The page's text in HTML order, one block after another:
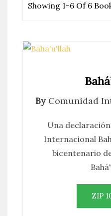
Showing 1-6 Of 6
By Comunidad
Una
Internacional
bicentenario
ZIP